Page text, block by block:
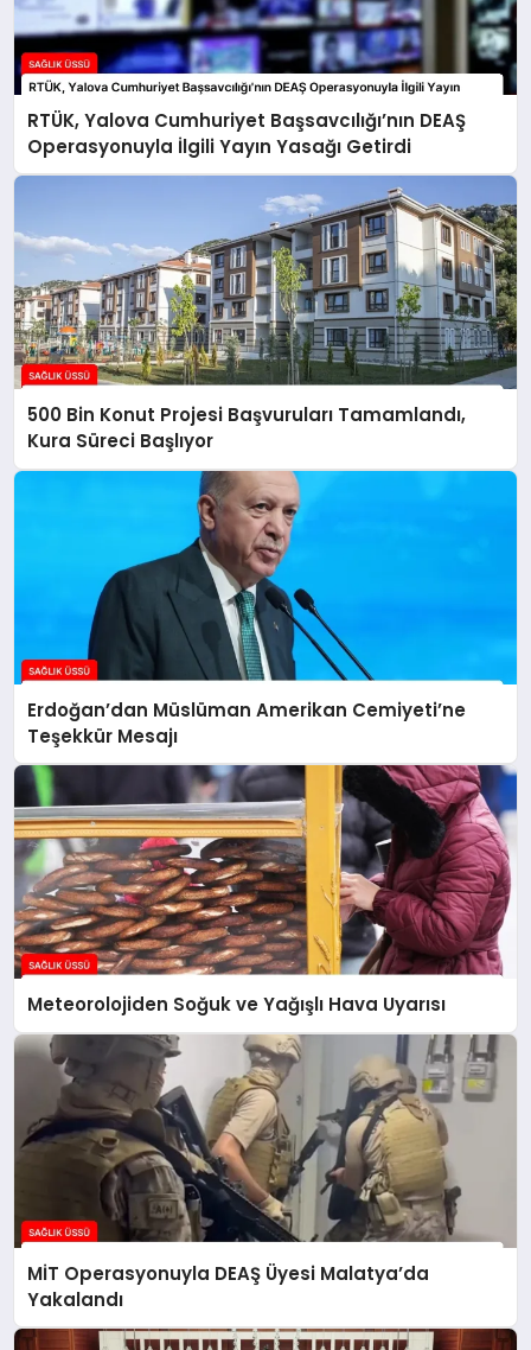
RTÜK, Yalova Cumhuriyet Başsavcılığı’nın DEAŞ
Operasyonuyla İlgili Yayın Yasağı Getirdi
500 Bin Konut Projesi Başvuruları Tamamlandı,
Kura Süreci Başlıyor
Erdoğan’dan Müslüman Amerikan Cemiyeti’ne
Teşekkür Mesajı
Meteorolojiden Soğuk ve Yağışlı Hava Uyarısı
MİT Operasyonuyla DEAŞ Üyesi Malatya’da
Yakalandı